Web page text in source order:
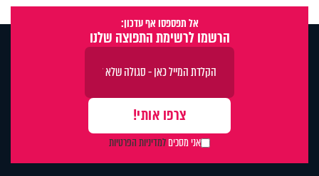
אל תפספסו אף עדכון:
הרשמו לרשימת התפוצה שלנו
אני מסכיםלמדיניות הפרטיות